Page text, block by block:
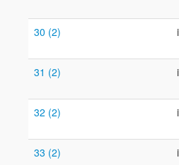
30 (2)
31 (2)
32 (2)
33 (2)